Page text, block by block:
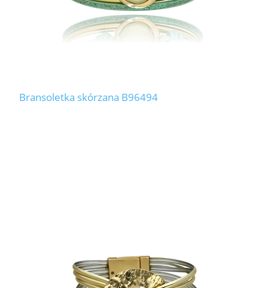
Bransoletka skórzana B96494